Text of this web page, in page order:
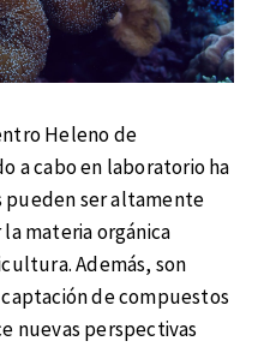
Heleno de
a cabo en laboratorio ha
pueden ser altamente
materia orgánica
Además, son
de compuestos
nuevas perspectivas